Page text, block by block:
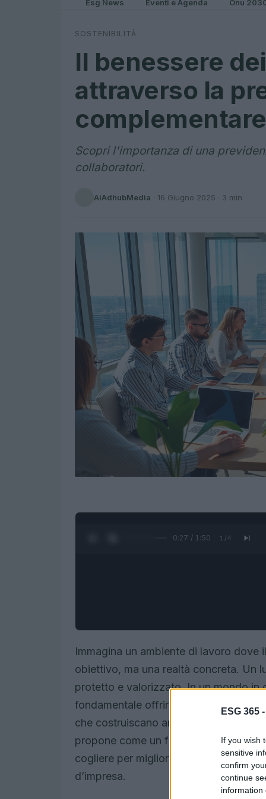
ESG 365 -
If you wish
sensitive
confirm
continue
information
Esg News Eventi e Agenda Onu
SOSTENIBILITÀ
Il benessere
attraverso la
Scopri l'importanza di una
collaboratori.
AiAdhubMedia · 16 Giugno 2025 · 3 min
0:28 / 1:50 1 /4
Immagina un ambiente di lavoro dove
obiettivo, ma una realtà concreta. Un
protetto e valorizzato. In un mondo in
fondamentale offrire soluzioni che non
che costruiscano anche un futuro più
propone come un faro di speranza
cogliere per migliorare il benessere
d’impresa.